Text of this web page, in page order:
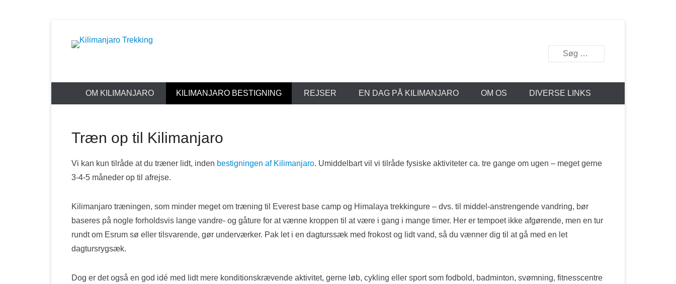
Search
OM KILIMANJARO KILIMANJARO BESTIGNING REJSER EN DAG PÅ KILIMANJARO OM OS DIVERSE LINKS
Træn op til Kilimanjaro
Vi kan kun tilråde at du træner lidt, inden bestigningen af Kilimanjaro. Umiddelbart vil vi tilråde fysiske aktiviteter ca. tre gange om ugen – meget gerne
3-4-5 måneder op til afrejse.
Kilimanjaro træningen, som minder meget om træning til Everest base camp og Himalaya trekkingure – dvs. til middel-anstrengende vandring, bør
baseres på nogle forholdsvis lange vandre- og gåture for at vænne kroppen til at være i gang i mange timer. Her er tempoet ikke afgørende, men en tur
rundt om Esrum sø eller tilsvarende, gør underværker. Pak let i en dagturssæk med frokost og lidt vand, så du vænner dig til at gå med en let
dagtursrygsæk.
Dog er det også en god idé med lidt mere konditionskrævende aktivitet, gerne løb, cykling eller sport som fodbold, badminton, svømning, fitnesscentre